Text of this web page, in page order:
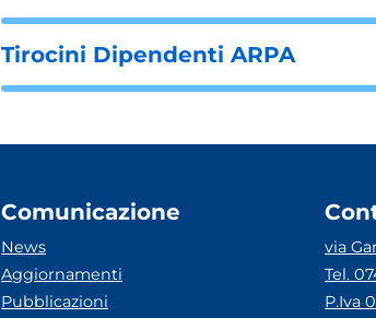
Tirocini Dipendenti ARPA
Comunicazione
News
Aggiornamenti
Pubblicazioni
via
Tel.
P.Iva